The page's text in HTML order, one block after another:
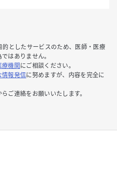
としたサービスのため、医師・医療
はありません。
療機関にご相談ください。
情報発信に努めますが、内容を完全に
らご連絡をお願いいたします。